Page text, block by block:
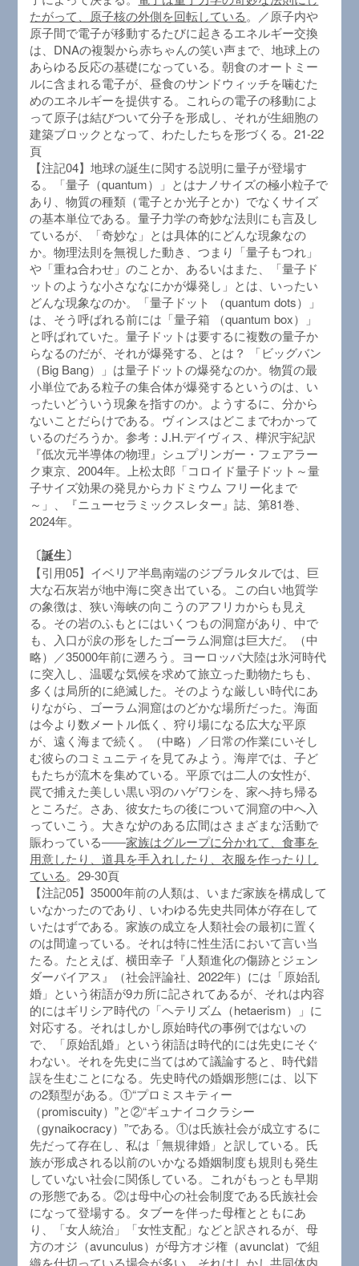
たがって、原子核の外側を回転している。／原子内や
原子間で電子が移動するたびに起きるエネルギー交換
は、DNAの複製から赤ちゃんの笑い声まで、地球上の
あらゆる反応の基礎になっている。朝食のオートミー
ルに含まれる電子が、昼食のサンドウィッチを噛むた
めのエネルギーを提供する。これらの電子の移動によ
って原子は結びついて分子を形成し、それが生細胞の
建築ブロックとなって、わたしたちを形づくる。21-22
頁
【注記04】地球の誕生に関する説明に量子が登場す
る。「量子（quantum）」とはナノサイズの極小粒子で
あり、物質の種類（電子とか光子とか）でなくサイズ
の基本単位である。量子力学の奇妙な法則にも言及し
ているが、「奇妙な」とは具体的にどんな現象なの
か。物理法則を無視した動き、つまり「量子もつれ」
や「重ね合わせ」のことか、あるいはまた、「量子ド
ットのような小さななにかが爆発し」とは、いったい
どんな現象なのか。「量子ドット （quantum dots）」
は、そう呼ばれる前には「量子箱 （quantum box）」
と呼ばれていた。量子ドットは要するに複数の量子か
らなるのだが、それが爆発する、とは？ 「ビッグバン
（Big Bang）」は量子ドットの爆発なのか。物質の最
小単位である粒子の集合体が爆発するというのは、い
ったいどういう現象を指すのか。ようするに、分から
ないことだらけである。ヴィンスはどこまでわかって
いるのだろうか。参考：J.H.デイヴィス、樺沢宇紀訳
『低次元半導体の物理』シュプリンガー・フェアラー
ク東京、2004年。上松太郎「コロイド量子ドット～量
子サイズ効果の発見からカドミウム フリー化まで
～」、『ニューセラミックスレター』誌、第81巻、
2024年。
〔誕生〕
【引用05】イベリア半島南端のジブラルタルでは、巨
大な石灰岩が地中海に突き出ている。この白い地質学
の象徴は、狭い海峡の向こうのアフリカからも見え
る。その岩のふもとにはいくつもの洞窟があり、中で
も、入口が涙の形をしたゴーラム洞窟は巨大だ。（中
略）／35000年前に遡ろう。ヨーロッパ大陸は氷河時代
に突入し、温暖な気候を求めて旅立った動物たちも、
多くは局所的に絶滅した。そのような厳しい時代にあ
りながら、ゴーラム洞窟はのどかな場所だった。海面
は今より数メートル低く、狩り場になる広大な平原
が、遠く海まで続く。（中略）／日常の作業にいそし
む彼らのコミュニティを見てみよう。海岸では、子ど
もたちが流木を集めている。平原では二人の女性が、
罠で捕えた美しい黒い羽のハゲワシを、家へ持ち帰る
ところだ。さあ、彼女たちの後について洞窟の中へ入
っていこう。大きな炉のある広間はさまざまな活動で
賑わっている――家族はグループに分かれて、食事を
用意したり、道具を手入れしたり、衣服を作ったりし
ている。29-30頁
【注記05】35000年前の人類は、いまだ家族を構成して
いなかったのであり、いわゆる先史共同体が存在して
いたはずである。家族の成立を人類社会の最初に置く
のは間違っている。それは特に性生活において言い当
たる。たとえば、横田幸子『人類進化の傷跡とジェン
ダーバイアス』（社会評論社、2022年）には「原始乱
婚」という術語が9カ所に記されてあるが、それは内容
的にはギリシア時代の「ヘテリズム（hetaerism）」に
対応する。それはしかし原始時代の事例ではないの
で、「原始乱婚」という術語は時代的には先史にそぐ
わない。それを先史に当てはめて議論すると、時代錯
誤を生むことになる。先史時代の婚姻形態には、以下
の2類型がある。①“プロミスキティー
（promiscuity）”と②“ギュナイコクラシー
（gynaikocracy）”である。①は氏族社会が成立するに
先だって存在し、私は「無規律婚」と訳している。氏
族が形成される以前のいかなる婚姻制度も規則も発生
していない社会に関係している。これがもっとも早期
の形態である。②は母中心の社会制度である氏族社会
になって登場する。タブーを伴った母権とともにあ
り、「女人統治」「女性支配」などと訳されるが、母
方のオジ（avunculus）が母方オジ権（avunclat）で組
織を仕切っている場合が多い。それはしかし共同体内